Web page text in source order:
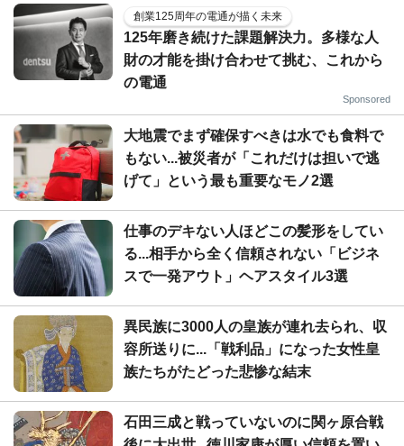
創業125周年の電通が描く未来
125年磨き続けた課題解決力。多様な人
財の才能を掛け合わせて挑む、これから
の電通
Sponsored
大地震でまず確保すべきは水でも食料で
もない...被災者が「これだけは担いで逃
げて」という最も重要なモノ2選
仕事のデキない人ほどこの髪形をしてい
る...相手から全く信頼されない「ビジネ
スで一発アウト」ヘアスタイル3選
異民族に3000人の皇族が連れ去られ、収
容所送りに...「戦利品」になった女性皇
族たちがたどった悲惨な結末
石田三成と戦っていないのに関ヶ原合戦